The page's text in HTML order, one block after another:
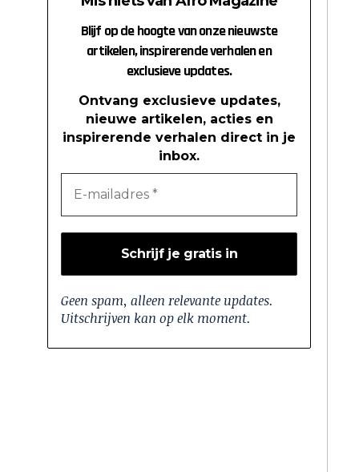
Blijf op de hoogte van onze nieuwste
artikelen, inspirerende verhalen en
exclusieve updates.
Ontvang exclusieve updates,
nieuwe artikelen, acties en
inspirerende verhalen direct in je
inbox.
Geen spam, alleen relevante updates.
Uitschrijven kan op elk moment.